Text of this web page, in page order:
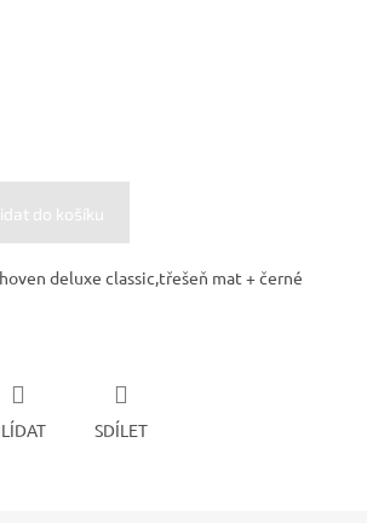
do košíku
deluxe classic,třešeň mat + černé
SDÍLET